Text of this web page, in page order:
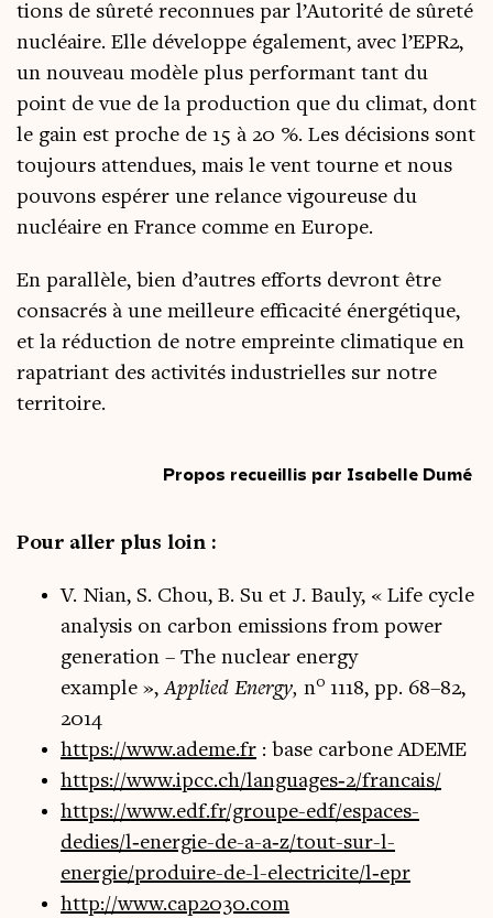
tions de sûre­té recon­nues par l’Autorité de sûre­té
nucléaire. Elle déve­loppe éga­le­ment, avec l’EPR2,
un nou­veau modèle plus per­for­mant tant du
point de vue de la pro­duc­tion que du cli­mat, dont
le gain est proche de 15 à 20 %. Les déci­sions sont
tou­jours atten­dues, mais le vent tourne et nous
pou­vons espé­rer une relance vigou­reuse du
nucléaire en France comme en Europe.
En paral­lèle, bien d’autres efforts devront être
consa­crés à une meilleure effi­ca­ci­té éner­gé­tique,
et la réduc­tion de notre empreinte cli­ma­tique en
rapa­triant des acti­vi­tés indus­trielles sur notre
territoire.
Propos recueillis par Isabelle Dumé
Pour aller plus loin :
V. Nian, S. Chou, B. Su et J. Bau­ly, « Life cycle
ana­ly­sis on car­bon emis­sions from power
gene­ra­tion – The nuclear ener­gy
example »,Applied Ener­gy, no 1118, pp. 68–82,
2014
https://​www​.ademe​.fr : base car­bone ADEME
https://www.ipcc.ch/languages‑2/francais/
https://www.edf.fr/groupe-edf/espaces-
dedies/l‑energie-de-a-a‑z/tout-sur-l-
energie/produire-de-l-electricite/l‑epr
http://​www​.cap2030​.com